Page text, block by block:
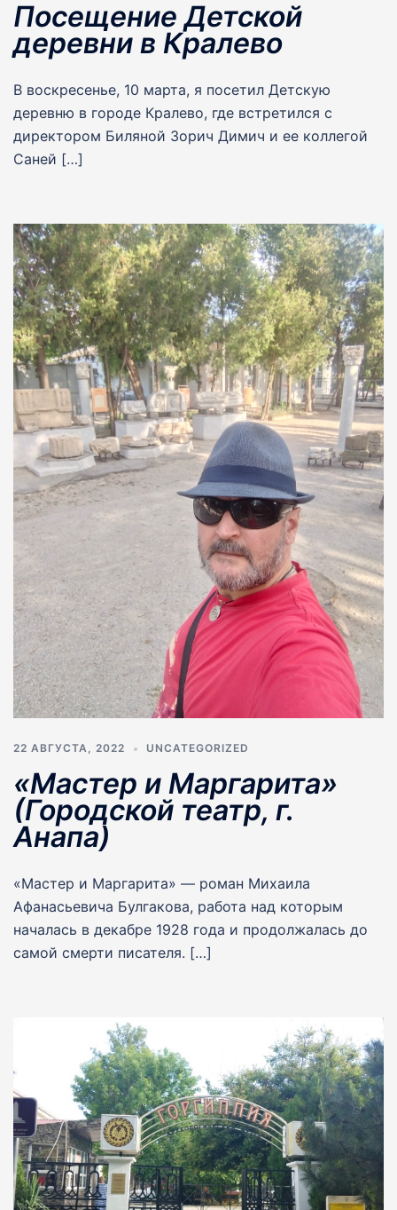
Посещение Детской
деревни в Кралево
В воскресенье, 10 марта, я посетил Детскую
деревню в городе Кралево, где встретился с
директором Биляной Зорич Димич и ее коллегой
Саней […]
22 АВГУСТА, 2022 UNCATEGORIZED
«Мастер и Маргарита»
(Городской театр, г.
Анапа)
«Мастер и Маргарита» — роман Михаила
Афанасьевича Булгакова, работа над которым
началась в декабре 1928 года и продолжалась до
самой смерти писателя. […]